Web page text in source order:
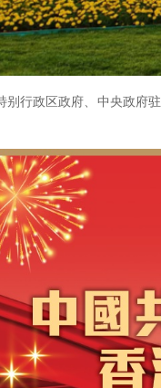
别行政区政府、中央政府